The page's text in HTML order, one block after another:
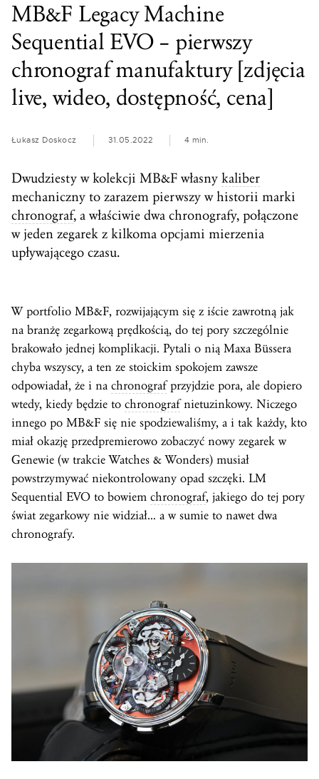
MB&F Legacy Machine
Sequential EVO – pierwszy
chronograf manufaktury [zdjęcia
live, wideo, dostępność, cena]
Łukasz Doskocz 31.05.2022 4 min.
Dwudziesty w kolekcji MB&F własny kaliber
mechaniczny to zarazem pierwszy w historii marki
chronograf, a właściwie dwa chronografy, połączone
w jeden zegarek z kilkoma opcjami mierzenia
upływającego czasu.
W portfolio MB&F, rozwijającym się z iście zawrotną jak
na branżę zegarkową prędkością, do tej pory szczególnie
brakowało jednej komplikacji. Pytali o nią Maxa Büssera
chyba wszyscy, a ten ze stoickim spokojem zawsze
odpowiadał, że i na chronografprzyjdzie pora, ale dopiero
wtedy, kiedy będzie to chronografnietuzinkowy. Niczego
innego po MB&F się nie spodziewaliśmy, a i tak każdy, kto
miał okazję przedpremierowo zobaczyć nowy zegarek w
Genewie (w trakcie Watches & Wonders) musiał
powstrzymywać niekontrolowany opad szczęki. LM
Sequential EVO to bowiem chronograf, jakiego do tej pory
świat zegarkowy nie widział… a w sumie to nawet dwa
chronografy.